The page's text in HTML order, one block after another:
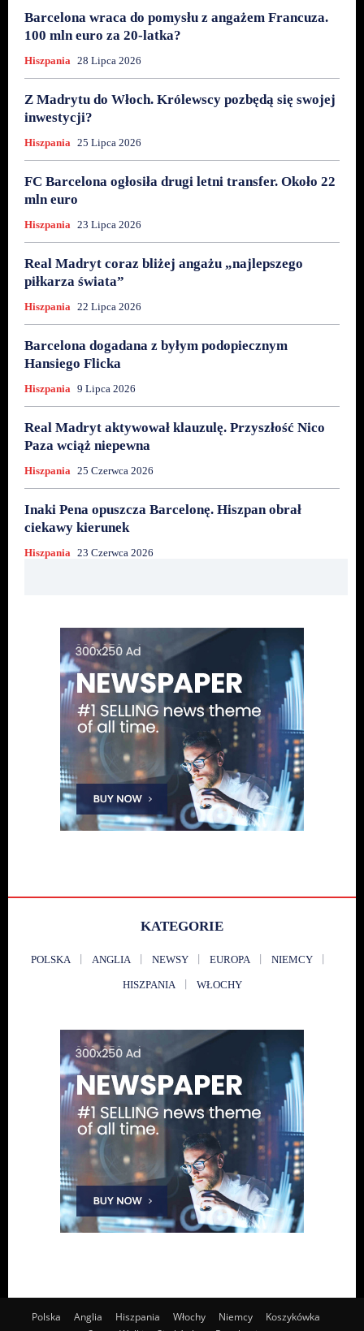
Barcelona wraca do pomysłu z angażem Francuza.
100 mln euro za 20-latka?
Hiszpania 28 Lipca 2026
Z Madrytu do Włoch. Królewscy pozbędą się swojej
inwestycji?
Hiszpania 25 Lipca 2026
FC Barcelona ogłosiła drugi letni transfer. Około 22
mln euro
Hiszpania 23 Lipca 2026
Real Madryt coraz bliżej angażu „najlepszego
piłkarza świata”
Hiszpania 22 Lipca 2026
Barcelona dogadana z byłym podopiecznym
Hansiego Flicka
Hiszpania 9 Lipca 2026
Real Madryt aktywował klauzulę. Przyszłość Nico
Paza wciąż niepewna
Hiszpania 25 Czerwca 2026
Inaki Pena opuszcza Barcelonę. Hiszpan obrał
ciekawy kierunek
Hiszpania 23 Czerwca 2026
KATEGORIE
POLSKA ANGLIA NEWSY EUROPA NIEMCY
HISZPANIA WŁOCHY
Polska Anglia Hiszpania Włochy Niemcy
Koszykówka